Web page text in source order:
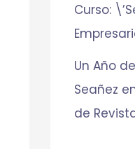
Curso:
Un Año
Seañez
de